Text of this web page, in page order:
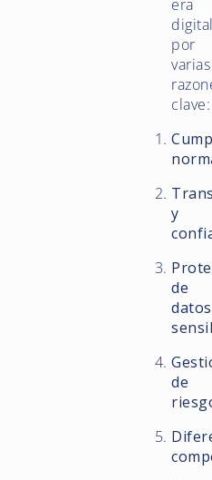
era
por
varias
clave:
y
de
datos
de